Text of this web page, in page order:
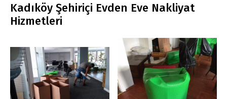
Kadıköy Şehiriçi Evden Eve Nakliyat
Hizmetleri